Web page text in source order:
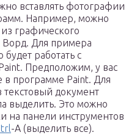
вставлять фотографии
Например, можно
графического
Ворд. Для примера
работать с
Предположим, у вас
в программе Paint. Для
текстовый документ
выделить. Это можно
на панели инструментов
-A (выделить все).